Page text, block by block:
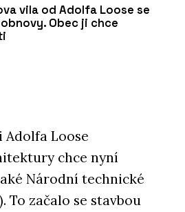
vila od Adolfa Loose se
Obec ji chce
Loose
chce nyní
Národní technické
To začalo se stavbou